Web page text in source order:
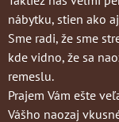
nábytku, stien ako
Sme radi, že sme
kde vidno, že sa
remeslu.
Prajem Vám ešte
Vášho naozaj